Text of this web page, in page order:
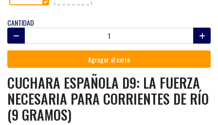
CANTIDAD
Agregar al carro
CUCHARA ESPAÑOLA D9: LA FUERZA
NECESARIA PARA CORRIENTES DE RÍO
(9 GRAMOS)